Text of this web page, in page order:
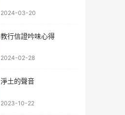
2024-03-20
教行信證吟味心得
2024-02-28
淨土的聲音
2023-10-22